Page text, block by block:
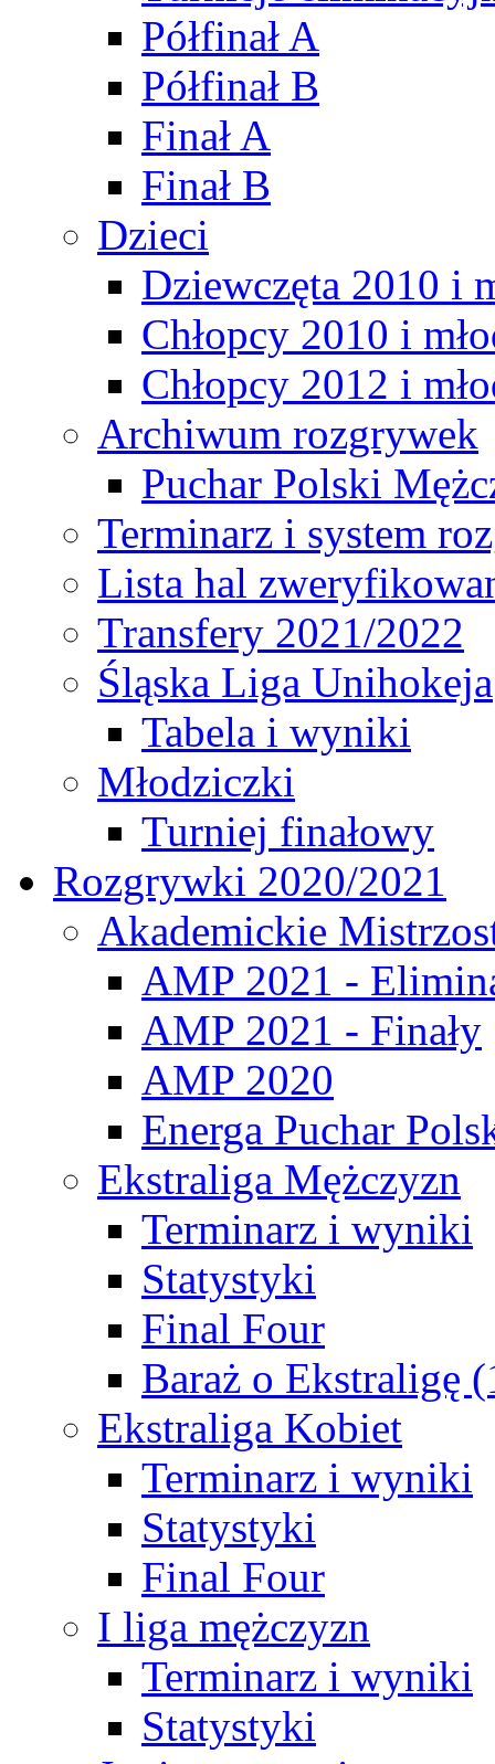
Półfinał A
Półfinał B
Finał A
Finał B
Dzieci
Dziewczęta 2010 i
Chłopcy 2010 i
Chłopcy 2012 i
Archiwum rozgrywek
Puchar Polski
Terminarz i system
Lista hal
Transfery 2021/2022
Śląska Liga Unihokeja
Tabela i wyniki
Młodziczki
Turniej finałowy
Rozgrywki 2020/2021
Akademickie
AMP 2021 -
AMP 2021 - Finały
AMP 2020
Energa Puchar
Ekstraliga Mężczyzn
Terminarz i wyniki
Statystyki
Final Four
Baraż o Ekstraligę
Ekstraliga Kobiet
Terminarz i wyniki
Statystyki
Final Four
I liga mężczyzn
Terminarz i wyniki
Statystyki